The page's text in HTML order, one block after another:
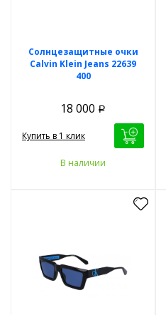
Солнцезащитные очки
Calvin Klein Jeans 22639
400
18 000 Р
Купить в 1 клик
В наличии